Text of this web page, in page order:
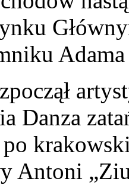
Danza
po
Antoni